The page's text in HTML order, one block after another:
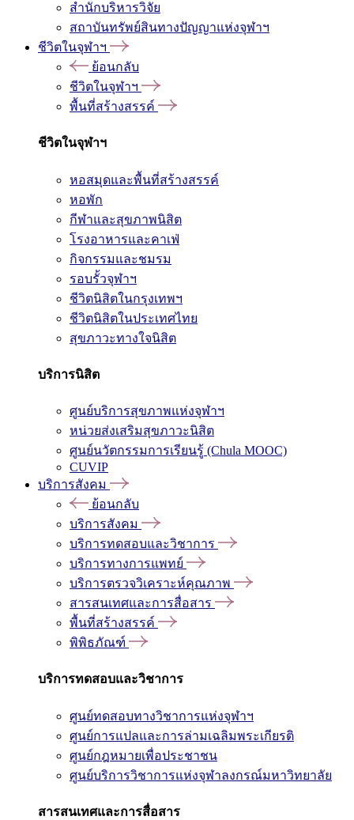
สำนักบริหารวิจัย
สถาบันทรัพย์สินทางปัญญาแห่งจุฬาฯ
ชีวิตในจุฬาฯ
ย้อนกลับ
ชีวิตในจุฬาฯ
พื้นที่สร้างสรรค์
ชีวิตในจุฬาฯ
หอสมุดและพื้นที่สร้างสรรค์
หอพัก
กีฬาและสุขภาพนิสิต
โรงอาหารและคาเฟ่
กิจกรรมและชมรม
รอบรั้วจุฬาฯ
ชีวิตนิสิตในกรุงเทพฯ
ชีวิตนิสิตในประเทศไทย
สุขภาวะทางใจนิสิต
บริการนิสิต
ศูนย์บริการสุขภาพแห่งจุฬาฯ
หน่วยส่งเสริมสุขภาวะนิสิต
ศูนย์นวัตกรรมการเรียนรู้ (Chula MOOC)
CUVIP
บริการสังคม
ย้อนกลับ
บริการสังคม
บริการทดสอบและวิชาการ
บริการทางการแพทย์
บริการตรวจวิเคราะห์คุณภาพ
สารสนเทศและการสื่อสาร
พื้นที่สร้างสรรค์
พิพิธภัณฑ์
บริการทดสอบและวิชาการ
ศูนย์ทดสอบทางวิชาการแห่งจุฬาฯ
ศูนย์การแปลและการล่ามเฉลิมพระเกียรติ
ศูนย์กฎหมายเพื่อประชาชน
ศูนย์บริการวิชาการแห่งจุฬาลงกรณ์มหาวิทยาลัย
สารสนเทศและการสื่อสาร